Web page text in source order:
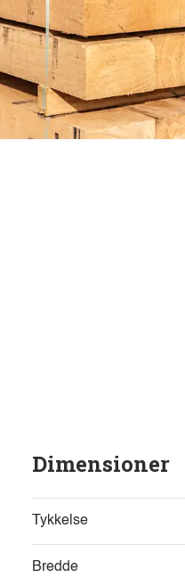
Dimensioner
Tykkelse
Bredde